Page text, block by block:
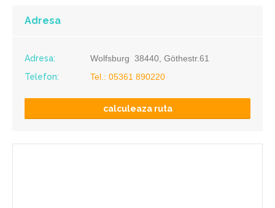
Adresa
Adresa:
Wolfsburg 38440, Göthestr.61
Telefon:
Tel.: 05361 890220
calculeaza ruta